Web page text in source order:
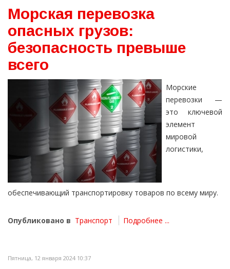
Морская перевозка
опасных грузов:
безопасность превыше
всего
Морские
перевозки —
это ключевой
элемент
мировой
логистики,
обеспечивающий транспортировку товаров по всему миру.
Опубликовано в Транспорт Подробнее ...
Пятница, 12 января 2024 10:37